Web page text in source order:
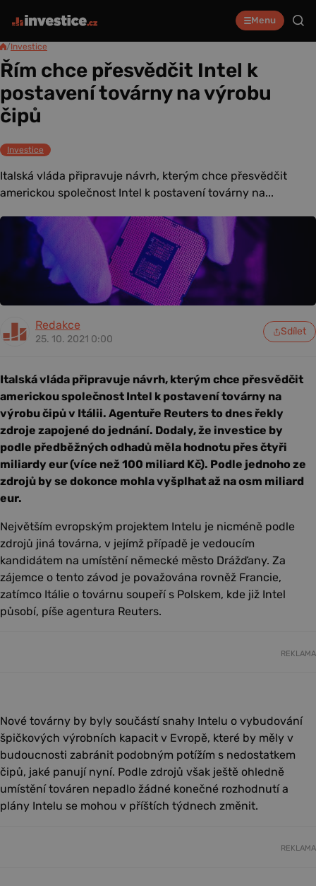
Menu
/Investice
Řím chce přesvědčit Intel k
postavení továrny na výrobu
čipů
Investice
Italská vláda připravuje návrh, kterým chce přesvědčit
americkou společnost Intel k postavení továrny na...
Redakce
25. 10. 2021 0:00
Sdílet
Italská vláda připravuje návrh, kterým chce přesvědčit
americkou společnost Intel k postavení továrny na
výrobu čipů v Itálii. Agentuře Reuters to dnes řekly
zdroje zapojené do jednání. Dodaly, že investice by
podle předběžných odhadů měla hodnotu přes čtyři
miliardy eur (více než 100 miliard Kč). Podle jednoho ze
zdrojů by se dokonce mohla vyšplhat až na osm miliard
eur.
Největším evropským projektem Intelu je nicméně podle
zdrojů jiná továrna, v jejímž případě je vedoucím
kandidátem na umístění německé město Drážďany. Za
zájemce o tento závod je považována rovněž Francie,
zatímco Itálie o továrnu soupeří s Polskem, kde již Intel
působí, píše agentura Reuters.
REKLAMA
Nové továrny by byly součástí snahy Intelu o vybudování
špičkových výrobních kapacit v Evropě, které by měly v
budoucnosti zabránit podobným potížím s nedostatkem
čipů, jaké panují nyní. Podle zdrojů však ještě ohledně
umístění továren nepadlo žádné konečné rozhodnutí a
plány Intelu se mohou v příštích týdnech změnit.
REKLAMA